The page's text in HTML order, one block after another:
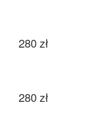
280 zł
280 zł